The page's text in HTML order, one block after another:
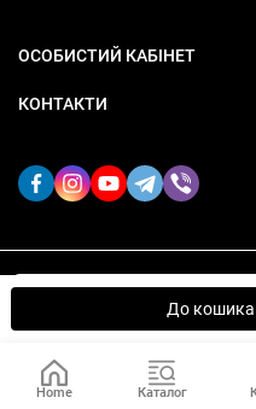
До кошика
ОСОБИСТИЙ КАБІНЕТ
КОНТАКТИ
2019-2026 © FITZONA
Home Каталог